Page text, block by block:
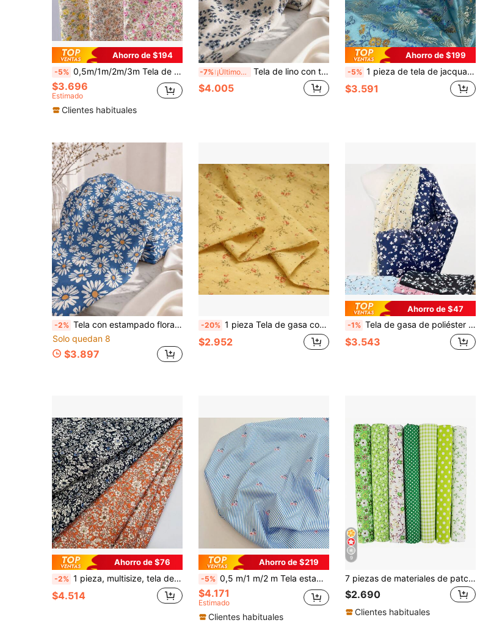
Ahorro de $194
-5% 0,5m/1m/2m/3m Tela de algodón con estampado floral vintage, suave y transpirable, ancho de 145cm, adecuada para vestidos DIY, faldas, cortinas, edredones, fundas de almohada, manteles y decoración del hogar y manualidades, disponible en múltiples tamaños y colores
$3.696
Estimado
Clientes habituales
-7% ¡Últimos 3 días Tela de lino con textura floral vintage, color base natural con patrón floral de enredadera rizada azul marino minimalista, textil suave tejido, adecuado para decoración del hogar, fundas de almohada, caminos de mesa, confección de ropa y manualidades de costura hechas a mano
$4.005
Ahorro de $199
-5% 1 pieza de tela de jacquard floral premium, material de satén brillante tejido con exquisitos patrones multicolores de flores, crisantemos, peonías y nudos auspiciosos, tela de jacquard de textura suave de alta gama, adecuada para vestidos de noche, decoración del hogar, fundas de cojín y costura DIY
$3.591
-2% Tela con estampado floral de margaritas blancas sobre fondo azul, tela impresa suave, ligera y resistente a las arrugas, patrón de margaritas de dibujos animados vintage brillante, adecuada para vestidos de verano, camisas, faldas, fundas de almohada, manteles, bolsos y costura DIY hecha a mano
Solo quedan 8
$3.897
-20% 1 pieza Tela de gasa con estampado floral amarillo. Hecha de material de gasa suave y transpirable. Adecuada para hacer camisas, vestidos, costura DIY y decoración del hogar. Ancho: 59 pulgadas, Longitud: 36/108/180 pulgadas (Peso: 80g/m²)
$2.952
Ahorro de $47
-1% Tela de gasa de poliéster con estampado floral multicolor por yarda, transpirable y transparente con pequeñas flores, caída suave, tela floral vintage para vestidos de verano para mujer, blusas, faldas, pañuelos, decoración del hogar y proyectos de costura hechos a mano
$3.543
Ahorro de $76
-2% 1 pieza, multisize, tela de algodón con estampado floral vintage en azul marino y naranja, adecuada para vestidos, ropa, camisas, costura DIY, patchwork y proyectos de artesanía, vendida por metro
$4.514
Ahorro de $219
-5% 0,5 m/1 m/2 m Tela estampada con rayas azules y blancas y flores, suave, transpirable y amigable con la piel, adecuada para coser camisas, vestidos, blusas, cortinas, fundas de almohada, decoración del hogar y manualidades, 145 cm de ancho, múltiples tamaños disponibles
$4.171
Estimado
Clientes habituales
9
7 piezas de materiales de patchwork de tela de algodón, paquete de retazos de tela, adecuado para patchwork DIY, acolchado, cojines de patchwork, etc.
$2.690
Clientes habituales